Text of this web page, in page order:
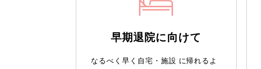
早期退院に向けて
なるべく早く自宅・施設 に帰れるよ